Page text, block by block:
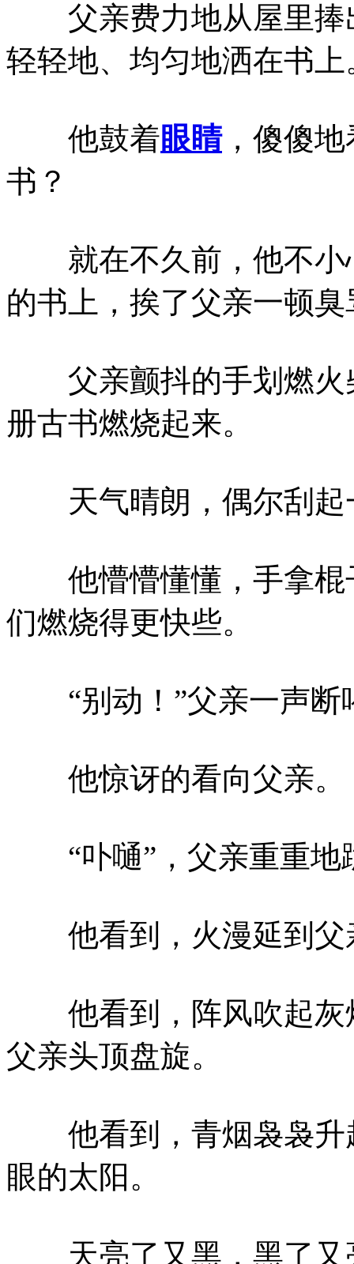
父亲费力地从屋里捧
轻轻地、均匀地洒在书上
他鼓着眼睛，傻傻
书？
就在不久前，他不小
的书上，挨了父亲一顿臭
父亲颤抖的手划燃火
册古书燃烧起来。
天气晴朗，偶尔刮起
他懵懵懂懂，手拿棍
们燃烧得更快些。
“别动！”父亲一声断
他惊讶的看向父亲。
“卟嗵”，父亲重重地
他看到，火漫延到父
他看到，阵风吹起灰
父亲头顶盘旋。
他看到，青烟袅袅升
眼的太阳。
天亮了又黑，黑了又